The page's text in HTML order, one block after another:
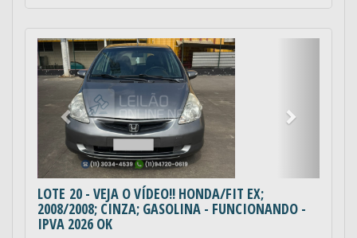
Anterior
LOTE 20 - VEJA O VÍDEO!! HONDA/FIT EX;
2008/2008; CINZA; GASOLINA - FUNCIONANDO -
IPVA 2026 OK